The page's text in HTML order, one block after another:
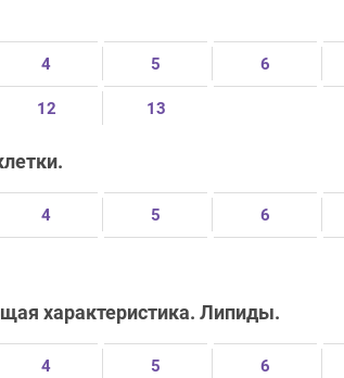
4 5 6
12 13
4 5 6
характеристика. Липиды.
4 5 6